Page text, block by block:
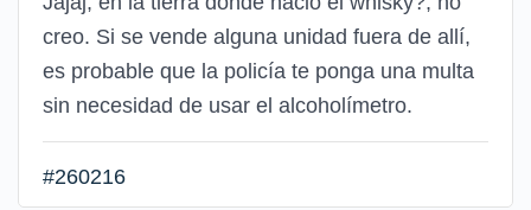
creo. Si se vende alguna unidad fuera de allí,
es probable que la policía te ponga una multa
sin necesidad de usar el alcoholímetro.
#260216